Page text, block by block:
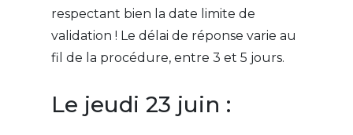
respectant bien la date limite de
validation ! Le délai de réponse varie au
fil de la procédure, entre 3 et 5 jours.
Le jeudi 23 juin :